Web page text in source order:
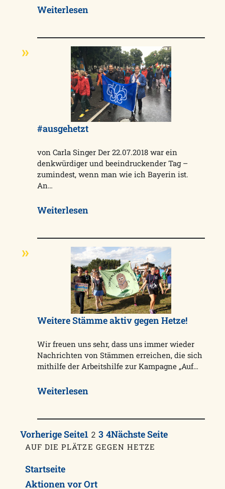
Weiterlesen
#ausgehetzt
von Carla Singer Der 22.07.2018 war ein
denkwürdiger und beeindruckender Tag –
zumindest, wenn man wie ich Bayerin ist.
An…
Weiterlesen
Weitere Stämme aktiv gegen Hetze!
Wir freuen uns sehr, dass uns immer wieder
Nachrichten von Stämmen erreichen, die sich
mithilfe der Arbeitshilfe zur Kampagne „Auf…
Weiterlesen
Vorherige Seite1 2 3 4Nächste Seite
AUF DIE PLÄTZE GEGEN HETZE
Startseite
Aktionen vor Ort